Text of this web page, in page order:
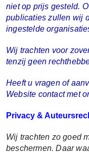
niet op prijs gesteld.
publicaties zullen wij
ingestelde
Wij trachten voor
tenzij geen
Heeft u vragen of
Website contact met o
Privacy &
Wij trachten zo goed
beschermen. Daar